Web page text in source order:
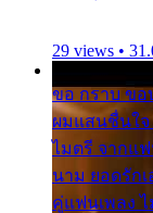
29 views •
ขอ กราบ ขอ
ผมแสนชื่นใจ
ไมตรี จากแ
นาม ยอดรักเ
คู่แฟนเพลง